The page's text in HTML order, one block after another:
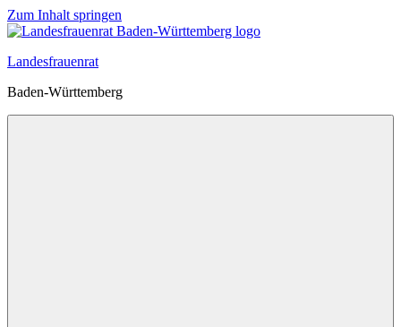
Zum Inhalt springen
Landesfrauenrat
Baden-Württemberg